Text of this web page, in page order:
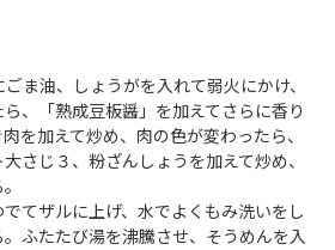
ま油、しょうがを入れて弱火にかけ、
、「熟成豆板醤」を加えてさらに香り
を加えて炒め、肉の色が変わったら、
さじ３、粉ざんしょうを加えて炒め、
てザルに上げ、水でよくもみ洗いをし
ふたたび湯を沸騰させ、そうめんを入